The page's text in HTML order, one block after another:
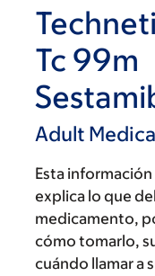
Tc 99m
Adult
Esta
explica lo que
medicamento,
cómo tomarlo,
cuándo llamar a